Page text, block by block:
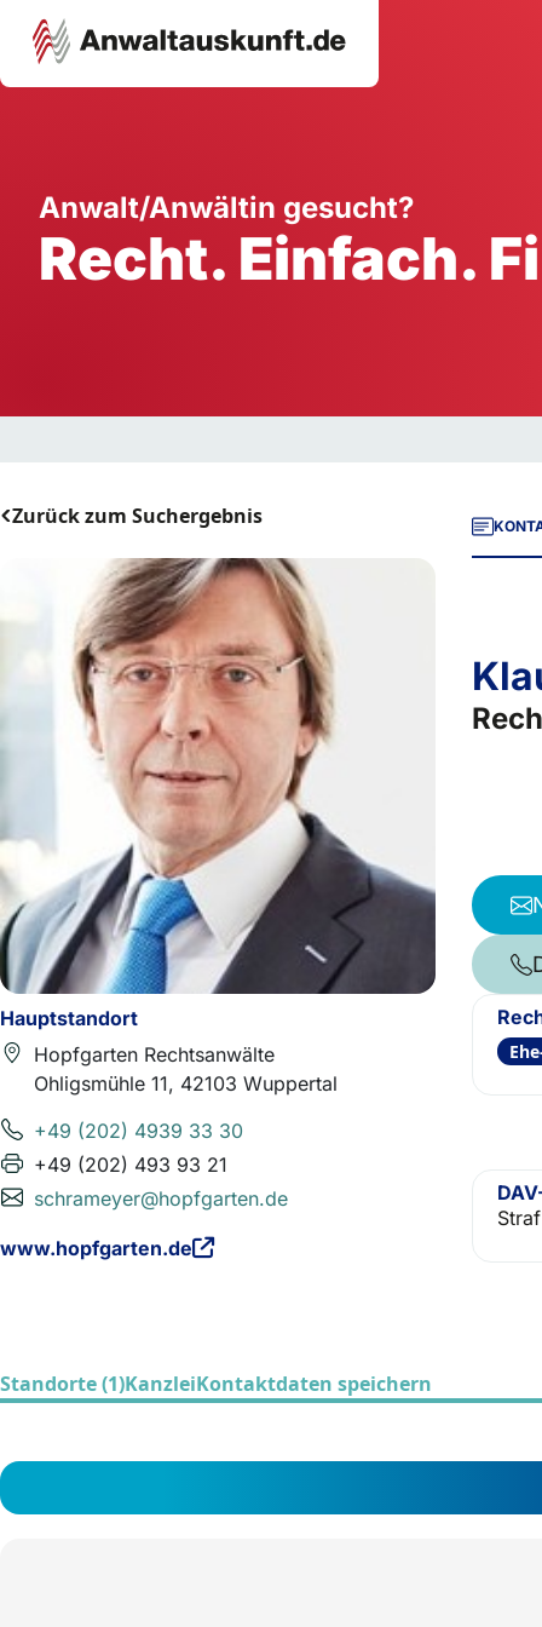
Ausbildung
Handwerk
Dienstleistung
Anwalt/Anwältin gesucht?
Recht. Einfach.
Zurück zum Suchergebnis
Hauptstandort
Hopfgarten Rechtsanwälte
Ohligsmühle 11, 42103 Wuppertal
+49 (202) 4939 33 30
+49 (202) 493 93 21
schrameyer@hopfgarten.de
www.hopfgarten.de
Standorte (1)KanzleiKontaktdaten speichern